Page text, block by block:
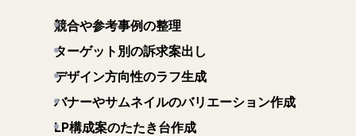
競合や参考事例の整理
ターゲット別の訴求案出し
デザイン方向性のラフ生成
バナーやサムネイルのバリエーション作成
LP構成案のたたき台作成